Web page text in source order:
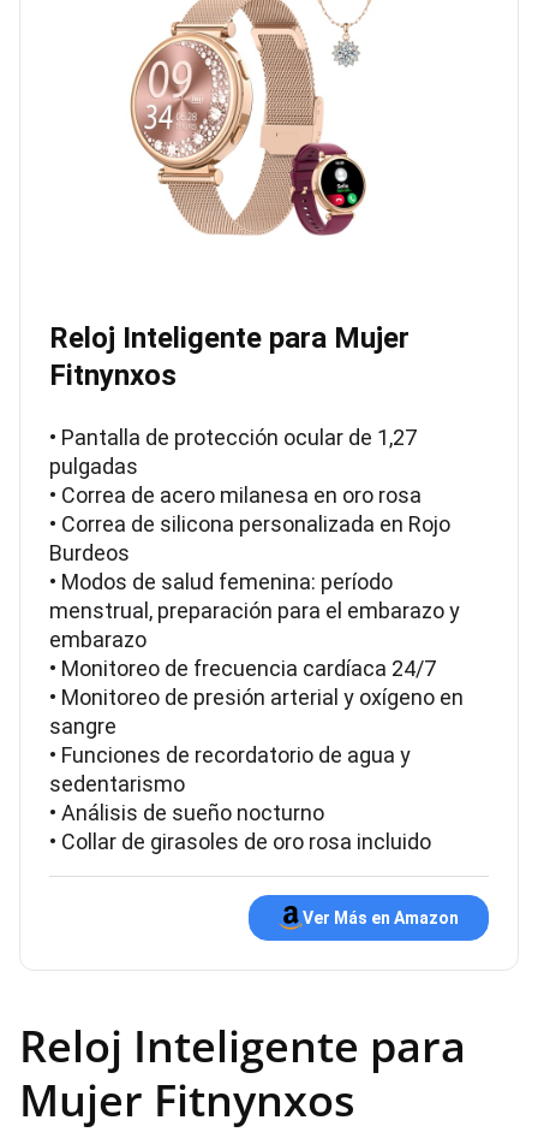
Reloj Inteligente para Mujer
Fitnynxos
• Pantalla de protección ocular de 1,27
pulgadas
• Correa de acero milanesa en oro rosa
• Correa de silicona personalizada en Rojo
Burdeos
• Modos de salud femenina: período
menstrual, preparación para el embarazo y
embarazo
• Monitoreo de frecuencia cardíaca 24/7
• Monitoreo de presión arterial y oxígeno en
sangre
• Funciones de recordatorio de agua y
sedentarismo
• Análisis de sueño nocturno
• Collar de girasoles de oro rosa incluido
Ver Más en Amazon
Reloj Inteligente para
Mujer Fitnynxos